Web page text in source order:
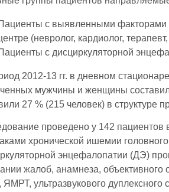
с выявленными факторами
(невролог, кардиолог,
с дисциркуляторной
2012-13 гг. в дневном
мужчины и женщины
27 % (215 человек) в структуре
проведено у 142 пациентов
хронической ишемии
энцефалопатии (ДЭ)
жалоб, анамнеза,
ультразвукового